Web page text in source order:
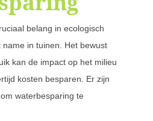
belang in ecologisch
in tuinen. Het bewust
kan de impact op het milieu
kosten besparen. Er zijn
waterbesparing te